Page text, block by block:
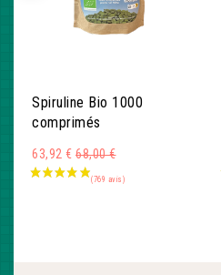
Spiruline Bio 1000
comprimés
63,92 € Montant
68,00 €